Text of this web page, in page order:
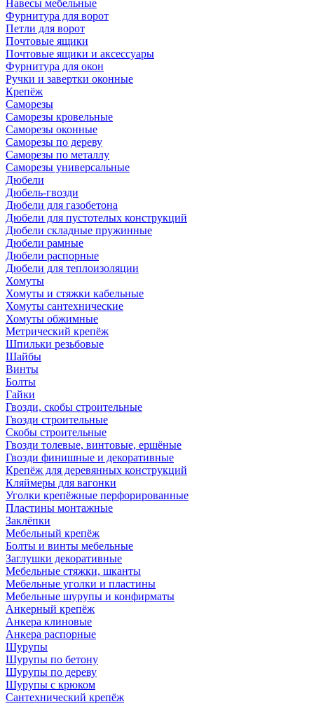
Навесы мебельные
Фурнитура для ворот
Петли для ворот
Почтовые ящики
Почтовые ящики и аксессуары
Фурнитура для окон
Ручки и завертки оконные
Крепёж
Саморезы
Саморезы кровельные
Саморезы оконные
Саморезы по дереву
Саморезы по металлу
Саморезы универсальные
Дюбели
Дюбель-гвозди
Дюбели для газобетона
Дюбели для пустотелых конструкций
Дюбели складные пружинные
Дюбели рамные
Дюбели распорные
Дюбели для теплоизоляции
Хомуты
Хомуты и стяжки кабельные
Хомуты сантехнические
Хомуты обжимные
Метрический крепёж
Шпильки резьбовые
Шайбы
Винты
Болты
Гайки
Гвозди, скобы строительные
Гвозди строительные
Скобы строительные
Гвозди толевые, винтовые, ершёные
Гвозди финишные и декоративные
Крепёж для деревянных конструкций
Кляймеры для вагонки
Уголки крепёжные перфорированные
Пластины монтажные
Заклёпки
Мебельный крепёж
Болты и винты мебельные
Заглушки декоративные
Мебельные стяжки, шканты
Мебельные уголки и пластины
Мебельные шурупы и конфирматы
Анкерный крепёж
Анкера клиновые
Анкера распорные
Шурупы
Шурупы по бетону
Шурупы по дереву
Шурупы с крюком
Сантехнический крепёж